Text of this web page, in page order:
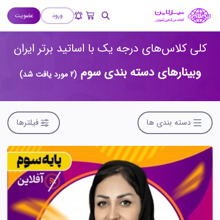
ورود عضویت
کلی کلاس‌های درجه یک با اساتید برتر ایران
وبینارهای دسته بندی سوم (2 مورد یافت شد)
دسته بندی ها فیلترها